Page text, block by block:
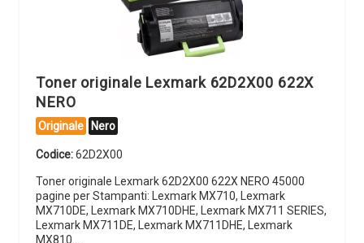
Toner originale Lexmark 62D2X00 622X
NERO
Originale Nero
Codice:62D2X00
Toner originale Lexmark 62D2X00 622X NERO 45000
pagine per Stampanti: Lexmark MX710, Lexmark
MX710DE, Lexmark MX710DHE, Lexmark MX711 SERIES,
Lexmark MX711DE, Lexmark MX711DHE, Lexmark
MX810…